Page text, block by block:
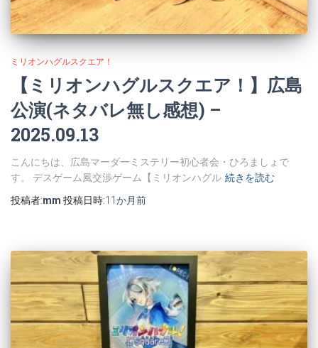
ミリオンハグルスクエア！
【ミリオンハグルスクエア！】広島
公演(ネタバレ無し感想) –
2025.09.13
こんにちは、広島マーダーミステリー初心者会・ひろましょで
す。 デスゲーム風交渉ゲーム【ミリオンハグル 続きを読む
投稿者:mm 投稿日時:11か月前